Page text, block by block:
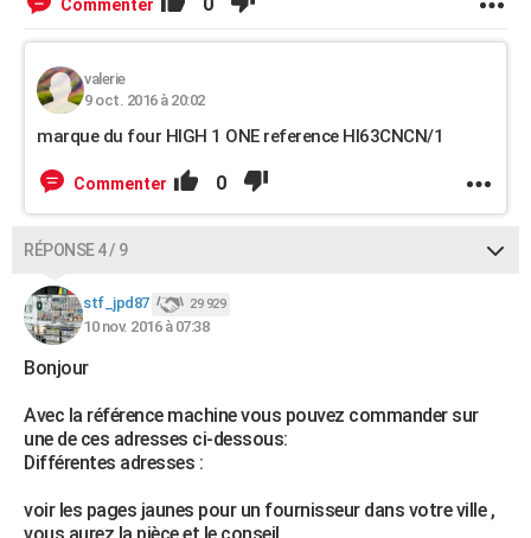
Commenter
valerie
9 oct. 2016 à 20:02
marque du four HIGH 1 ONE reference HI63CNCN/1
Commenter 0
RÉPONSE 4 / 9
stf_jpd87 29 929
10 nov. 2016 à 07:38
Bonjour
Avec la référence machine vous pouvez commander sur
une de ces adresses ci-dessous:
Différentes adresses :
voir les pages jaunes pour un fournisseur dans votre ville ,